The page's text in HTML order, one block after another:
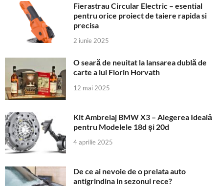
Fierastrau Circular Electric – esential
pentru orice proiect de taiere rapida si
precisa
2 iunie 2025
O seară de neuitat la lansarea dublă de
carte a lui Florin Horvath
12 mai 2025
Kit Ambreiaj BMW X3 – Alegerea Ideală
pentru Modelele 18d și 20d
4 aprilie 2025
De ce ai nevoie de o prelata auto
antigrindina in sezonul rece?